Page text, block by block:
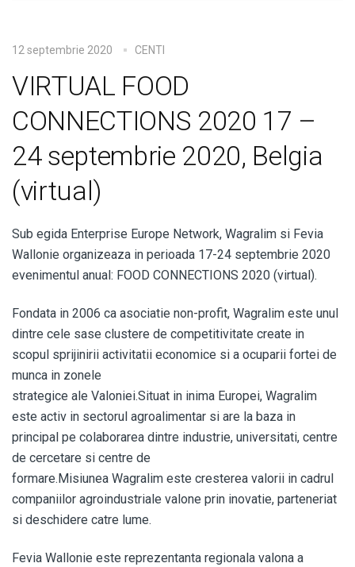
12 septembrie 2020 CENTI
VIRTUAL FOOD
CONNECTIONS 2020 17 –
24 septembrie 2020, Belgia
(virtual)
Sub egida Enterprise Europe Network, Wagralim si Fevia
Wallonie organizeaza in perioada 17-24 septembrie 2020
evenimentul anual: FOOD CONNECTIONS 2020 (virtual).
Fondata in 2006 ca asociatie non-profit, Wagralim este unul
dintre cele sase clustere de competitivitate create in
scopul sprijinirii activitatii economice si a ocuparii fortei de
munca in zonele
strategice ale Valoniei.Situat in inima Europei, Wagralim
este activ in sectorul agroalimentar si are la baza in
principal pe colaborarea dintre industrie, universitati, centre
de cercetare si centre de
formare.Misiunea Wagralim este cresterea valorii in cadrul
companiilor agroindustriale valone prin inovatie, parteneriat
si deschidere catre lume.
Fevia Wallonie este reprezentanta regionala valona a